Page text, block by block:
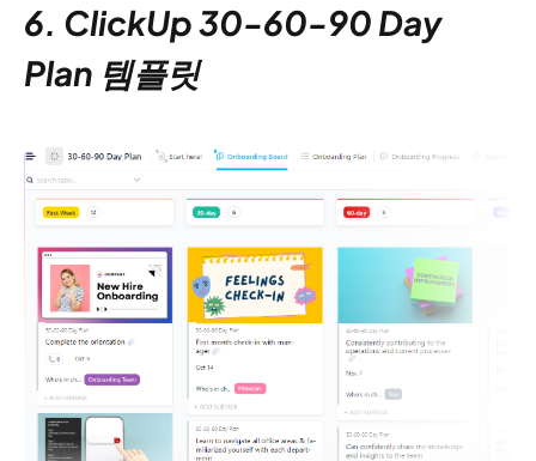
6. ClickUp 30-60-90 Day
Plan 템플릿